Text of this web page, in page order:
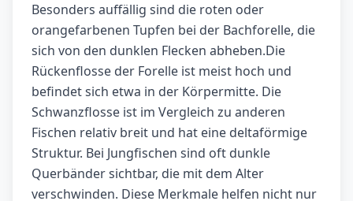
Besonders auffällig sind die roten oder
orangefarbenen Tupfen bei der Bachforelle, die
sich von den dunklen Flecken abheben.Die
Rückenflosse der Forelle ist meist hoch und
befindet sich etwa in der Körpermitte. Die
Schwanzflosse ist im Vergleich zu anderen
Fischen relativ breit und hat eine deltaförmige
Struktur. Bei Jungfischen sind oft dunkle
Querbänder sichtbar, die mit dem Alter
verschwinden. Diese Merkmale helfen nicht nur